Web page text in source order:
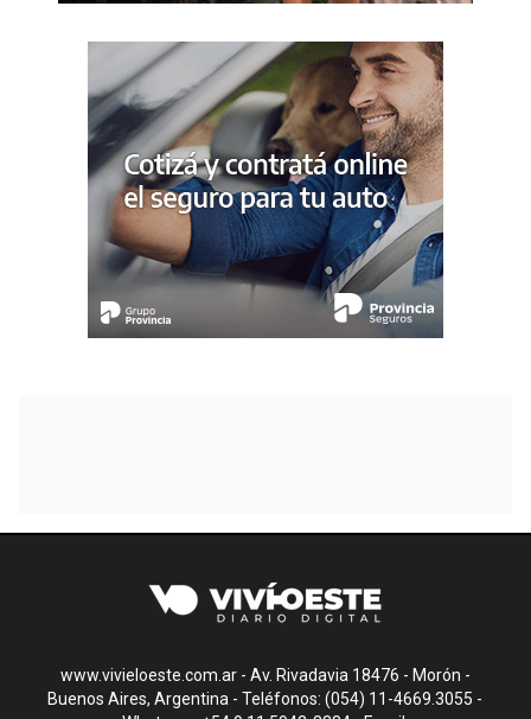
www.vivieloeste.com.ar - Av. Rivadavia 18476 - Morón -
Buenos Aires, Argentina - Teléfonos: (054) 11-4669.3055 -